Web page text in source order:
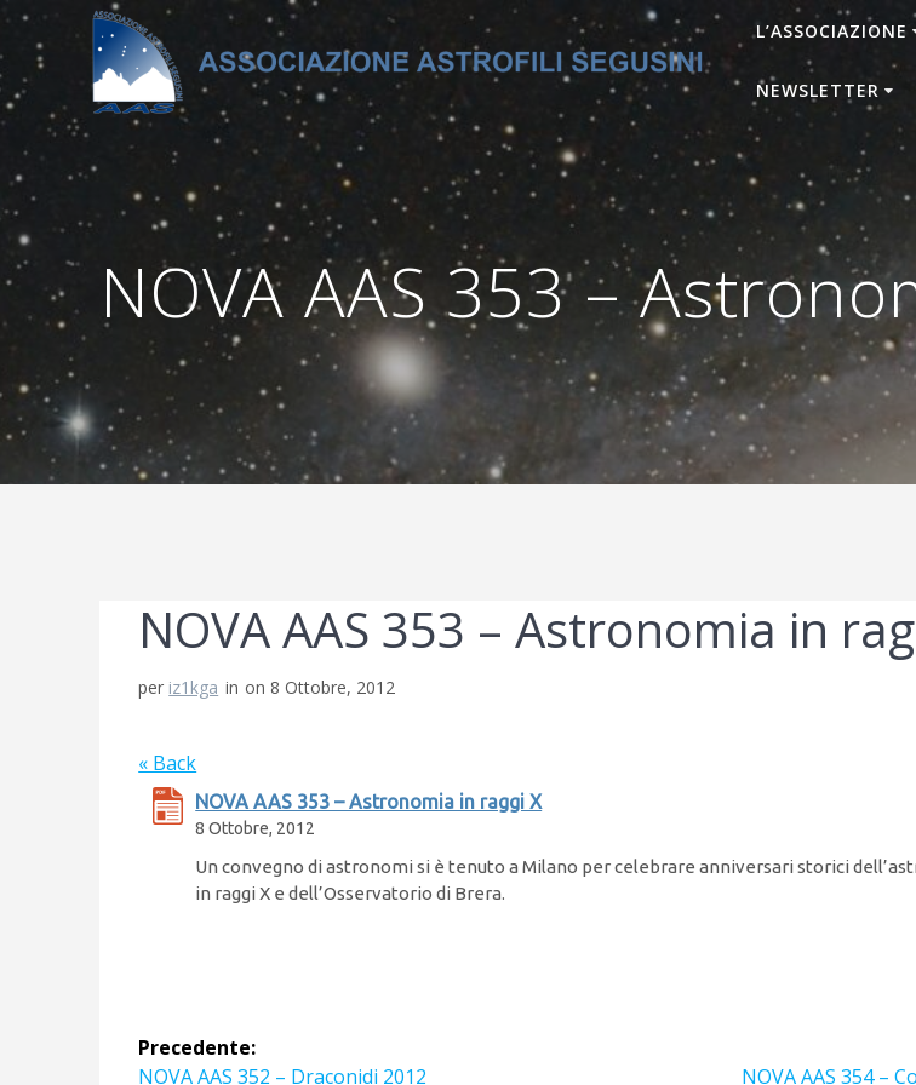
Salta
contenuto
L’ASSOCIAZIONE
NEWSLETTER
NOVA AAS 353 –
NOVA AAS 353 – Astronomia in
per iz1kga in on 8 Ottobre, 2012
« Back
NOVA AAS 353 – Astronomia in raggi X
8 Ottobre, 2012
Un convegno di astronomi si è tenuto a Milano per celebrare anniversari storici
in raggi X e dell’Osservatorio di Brera.
Navigazione
Precedente:
Articolo
NOVA AAS 352 – Draconidi 2012
Articolo
NOVA AAS 354 –